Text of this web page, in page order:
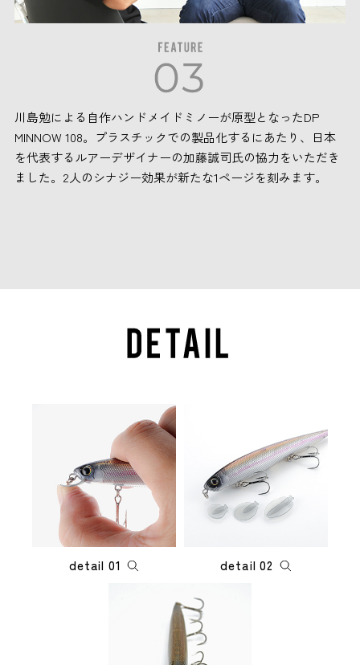
川島勉による自作ハンドメイドミノーが原型となったDP
MINNOW 108。プラスチックでの製品化するにあたり、日本
を代表するルアーデザイナーの加藤誠司氏の協力をいただき
ました。2人のシナジー効果が新たな1ページを刻みます。
detail 01 detail 02